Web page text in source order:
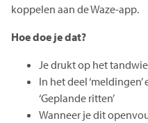
koppelen aan de Waze-app.
Hoe doe je dat?
Je drukt op het
In het deel
‘Geplande ritten’
Wanneer je dit